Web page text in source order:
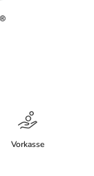
Vorkasse